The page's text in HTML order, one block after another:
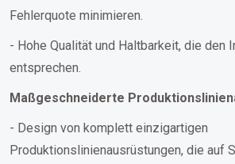
Fehlerquote minimieren.
- Hohe Qualität und Haltbarkeit, die den
entsprechen.
Maßgeschneiderte
- Design von komplett einzigartigen
Produktionslinienausrüstungen, die auf